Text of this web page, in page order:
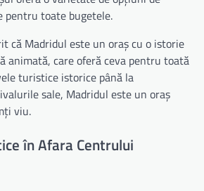
pentru toate bugetele.
că Madridul este un oraș cu o istorie
animată, care oferă ceva pentru toată
turistice istorice până la
sale, Madridul este un oraș
viu.
în Afara Centrului